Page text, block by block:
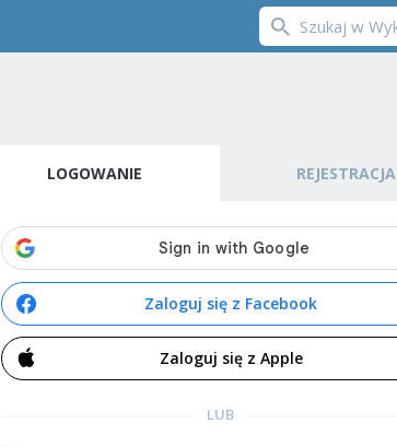
LOGOWANIE REJESTRACJA
Zaloguj się z Facebook
Zaloguj się z Apple
LUB